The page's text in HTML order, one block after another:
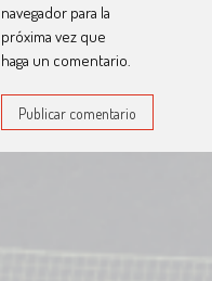
navegador para la
próxima vez que
haga un comentario.